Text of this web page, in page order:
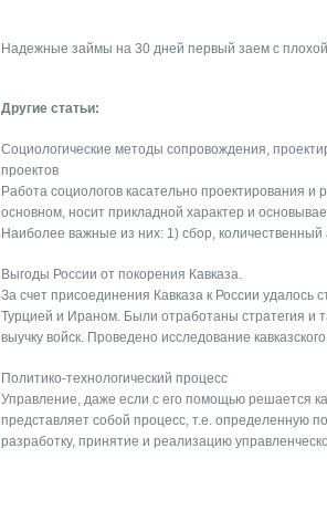
Надежные займы на 30 дней первый заем с
Другие статьи:
Социологические методы сопровождения,
проектов
Работа социологов касательно проектирования и
основном, носит прикладной характер и
Наиболее важные из них: 1) сбор, количественный
Выгоды России от покорения Кавказа.
За счет присоединения Кавказа к России удалось
Турцией и Ираном. Были отработаны стратегия и
выучку войск. Проведено исследование кавказского
Политико-технологический процесс
Управление, даже если с его помощью решается
представляет собой процесс, т.е. определенную
разработку, принятие и реализацию